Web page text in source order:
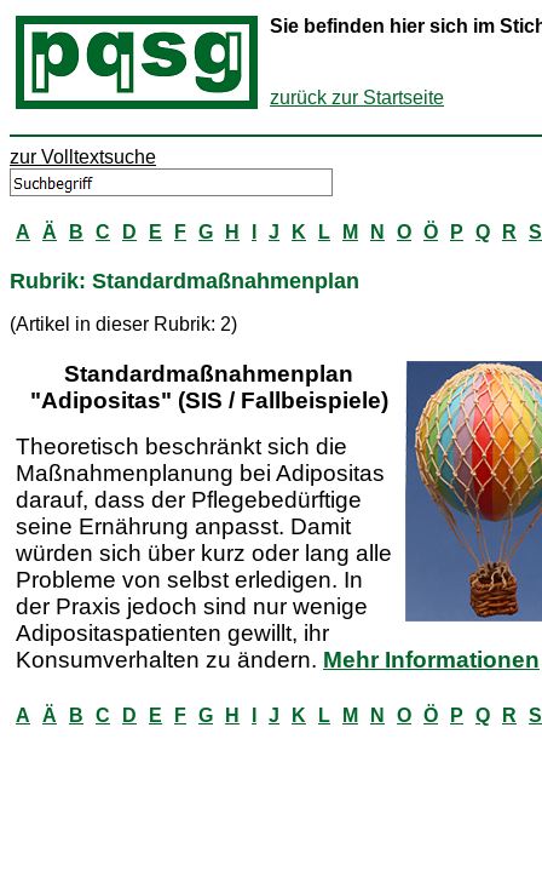
Sie befinden hier sich im
zurück zur Startseite
zur Volltextsuche
A Ä B C D E F G H J K L M N O Ö P Q R S
Rubrik: Standardmaßnahmenplan
(Artikel in dieser Rubrik: 2)
Standardmaßnahmenplan
"Adipositas" (SIS / Fallbeispiele)
Theoretisch beschränkt sich die
Maßnahmenplanung bei Adipositas
darauf, dass der Pflegebedürftige
seine Ernährung anpasst. Damit
würden sich über kurz oder lang alle
Probleme von selbst erledigen. In
der Praxis jedoch sind nur wenige
Adipositaspatienten gewillt, ihr
Konsumverhalten zu ändern. Mehr Informationen
A Ä B C D E F G H J K L M N O Ö P Q R S